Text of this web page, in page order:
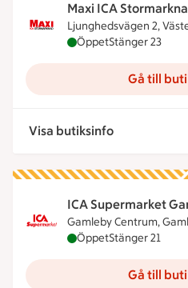
Maxi ICA
Ljunghedsvägen 2,
Maxi ICA
ÖppetStänger 23
Gå till
Visa butiksinfo
ICA Supermarket
Gamleby Centrum,
ICA Supermarket
ÖppetStänger 21
Gå till